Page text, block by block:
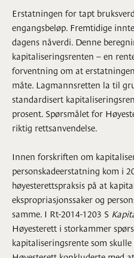
Erstatningen for tapt
engangsbeløp. Fremtidige
dagens nåverdi. Denne
kapitaliseringsrenten – en
forventning om at
måte. Lagmannsretten la til
standardisert
prosent. Spørsmålet for
riktig rettsanvendelse.
Innen forskriften om
personskadeerstatning kom i
høyesterettspraksis på at
ekspropriasjonssaker og
samme. I Rt-2014-1203 S
Høyesterett i storkammer
kapitaliseringsrente som skulle